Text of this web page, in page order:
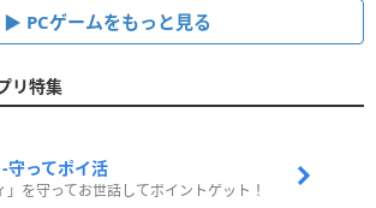
PCゲームをもっと見る
リ特集
守ってポイ活
」を守ってお世話してポイントゲット！